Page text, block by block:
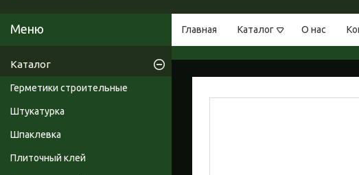
Главная Каталог О нас
Каталог
Герметики строительные
Штукатурка
Шпаклевка
Плиточный клей